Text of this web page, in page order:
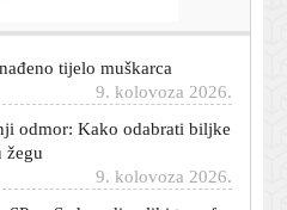
9. kolovoza 2026.
žegu